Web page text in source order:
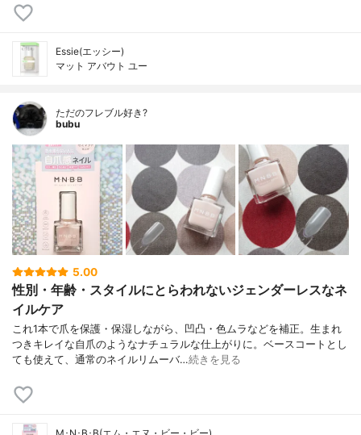
Essie(エッシー)
マット アバウト ユー
ただのフレブル好き?
bubu
5.00
性別・年齢・スタイルにとらわれないジェンダーレスなネ
イルケア
これ1本で爪を保護・保湿しながら、凹凸・色ムラなどを補正。生まれ
つきキレイな自爪のようなナチュラルな仕上がりに。ベースコートとし
ても使えて、通常のネイルリムーバ…続きを見る